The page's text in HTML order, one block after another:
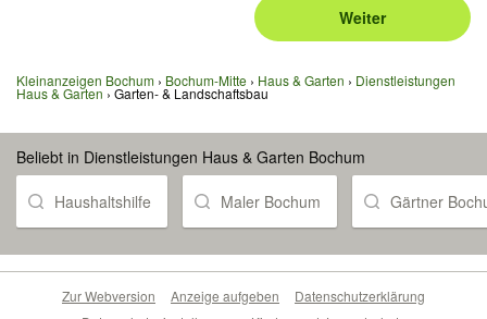
Weiter
Kleinanzeigen Bochum Bochum-Mitte Haus & Garten Dienstleistungen
Haus & Garten Garten- & Landschaftsbau
Beliebt in Dienstleistungen Haus & Garten Bochum
Haushaltshilfe Maler Bochum Gärtner
Zur Webversion Anzeige aufgeben
Datenschutzerklärung